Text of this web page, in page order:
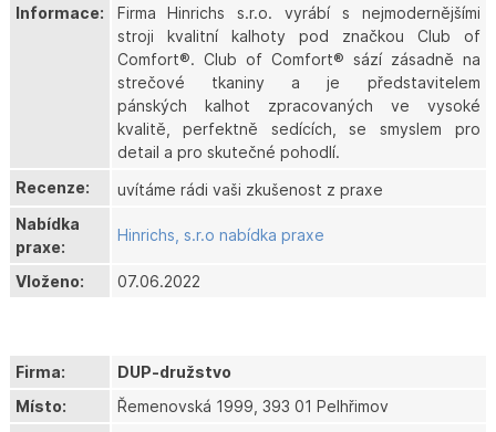
Informace:
Firma Hinrichs s.r.o. vyrábí s nejmodernějšími
stroji kvalitní kalhoty pod značkou Club of
Comfort®. Club of Comfort® sází zásadně na
strečové tkaniny a je představitelem
pánských kalhot zpracovaných ve vysoké
kvalitě, perfektně sedících, se smyslem pro
detail a pro skutečné pohodlí.
Recenze:
uvítáme rádi vaši zkušenost z praxe
Nabídka
praxe:
Hinrichs, s.r.o nabídka praxe
Vloženo: 07.06.2022
Firma:
DUP-družstvo
Místo:
Řemenovská 1999, 393 01 Pelhřimov